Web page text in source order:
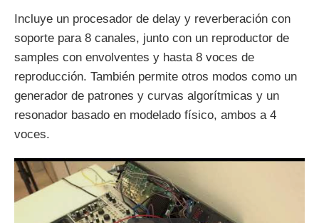
Incluye un procesador de delay y reverberación con
soporte para 8 canales, junto con un reproductor de
samples con envolventes y hasta 8 voces de
reproducción. También permite otros modos como un
generador de patrones y curvas algorítmicas y un
resonador basado en modelado físico, ambos a 4
voces.